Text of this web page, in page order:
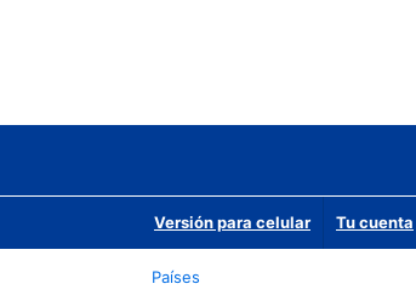
Versión para celular Tu cuenta
Países